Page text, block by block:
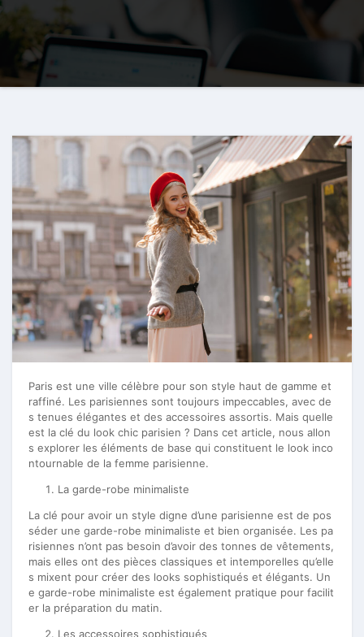
Paris est une ville célèbre pour son style haut de gamme et
raffiné. Les parisiennes sont toujours impeccables, avec de
s tenues élégantes et des accessoires assortis. Mais quelle
est la clé du look chic parisien ? Dans cet article, nous allon
s explorer les éléments de base qui constituent le look inco
ntournable de la femme parisienne.
La garde-robe minimaliste
La clé pour avoir un style digne d’une parisienne est de pos
séder une garde-robe minimaliste et bien organisée. Les pa
risiennes n’ont pas besoin d’avoir des tonnes de vêtements,
mais elles ont des pièces classiques et intemporelles qu’elle
s mixent pour créer des looks sophistiqués et élégants. Un
e garde-robe minimaliste est également pratique pour facilit
er la préparation du matin.
Les accessoires sophistiqués